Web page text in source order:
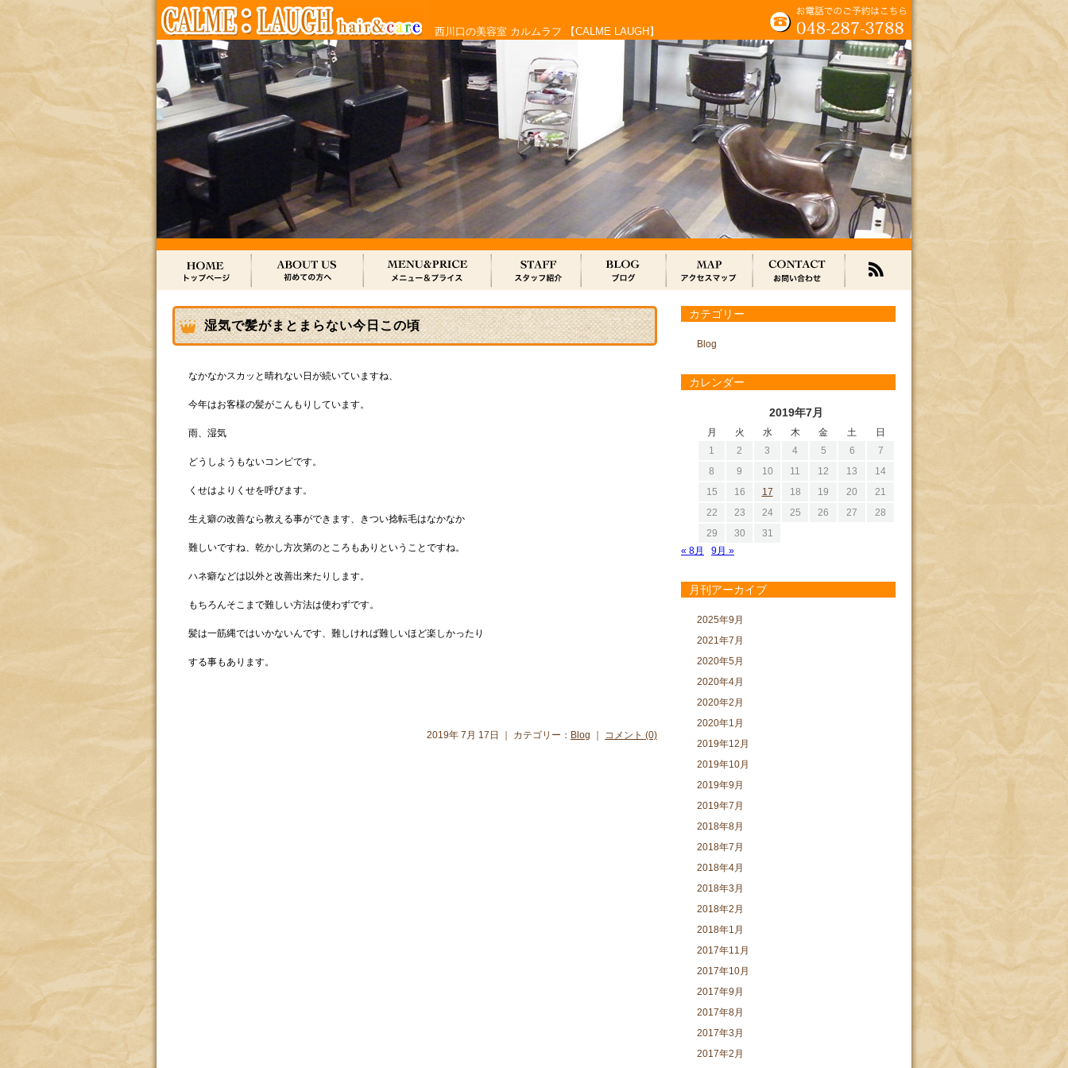
西川口の美容室 カルムラフ 【CALME LAUGH】
湿気で髪がまとまらない今日この頃
なかなかスカッと晴れない日が続いていますね、
今年はお客様の髪がこんもりしています。
雨、湿気
どうしようもないコンビです。
くせはよりくせを呼びます。
生え癖の改善なら教える事ができます、きつい捻転毛はなかなか
難しいですね、乾かし方次第のところもありということですね。
ハネ癖などは以外と改善出来たりします。
もちろんそこまで難しい方法は使わずです。
髪は一筋縄ではいかないんです、難しければ難しいほど楽しかったり
する事もあります。
2019年 7月 17日 ｜ カテゴリー： Blog コメント (0)
カテゴリー
Blog
カレンダー
2019年7月
月 火 水 木 金 土
日
1
2 3 4 5 6
7
8
9 10 11 12 13
14
15
16 17 18 19 20
21
22
23 24 25 26 27
28
29
30
31
« 8月
9月 »
月刊アーカイブ
2025年9月
2021年7月
2020年5月
2020年4月
2020年2月
2020年1月
2019年12月
2019年10月
2019年9月
2019年7月
2018年8月
2018年7月
2018年4月
2018年3月
2018年2月
2018年1月
2017年11月
2017年10月
2017年9月
2017年8月
2017年3月
2017年2月